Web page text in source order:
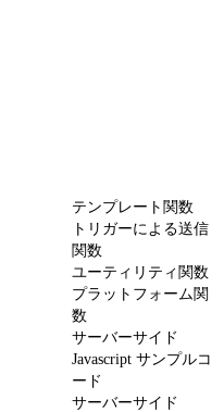
テンプレート関数
トリガーによる送信
関数
ユーティリティ関数
プラットフォーム関
数
サーバーサイド
Javascript サンプルコ
ード
サーバーサイド